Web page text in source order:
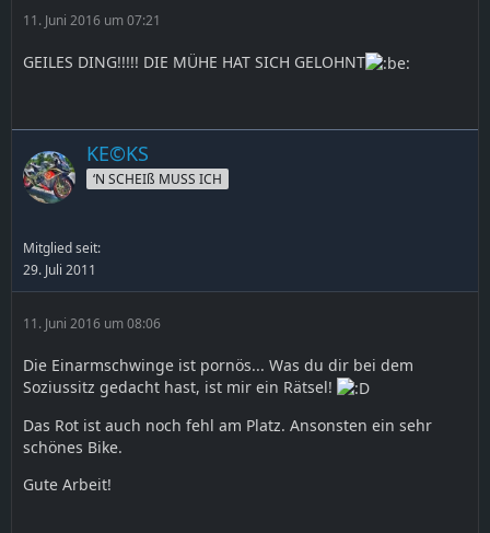
11. Juni 2016 um 07:21
GEILES DING!!!!! DIE MÜHE HAT SICH GELOHNT
KE©KS
‘N SCHEIß MUSS ICH
Mitglied seit:
29. Juli 2011
11. Juni 2016 um 08:06
Die Einarmschwinge ist pornös... Was du dir bei dem
Soziussitz gedacht hast, ist mir ein Rätsel!
Das Rot ist auch noch fehl am Platz. Ansonsten ein sehr
schönes Bike.
Gute Arbeit!